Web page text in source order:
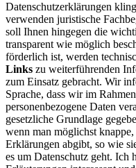
Datenschutzerklärungen
verwenden juristische
soll Ihnen hingegen die
transparent wie möglich
förderlich ist, werden
Links zu weiterführenden
zum Einsatz gebracht. Wir
Sprache, dass wir im
personenbezogene Daten
gesetzliche Grundlage
wenn man möglichst
Erklärungen abgibt, so wie
es um Datenschutz geht. Ich